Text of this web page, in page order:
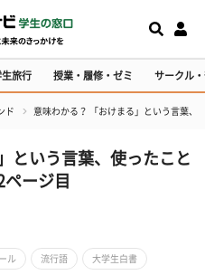
生旅行 授業・履修・ゼミ サークル
ド 意味わかる？ 「おけまる」という言葉、
という言葉、使ったこと
ージ目
ル 流行語 大学生白書